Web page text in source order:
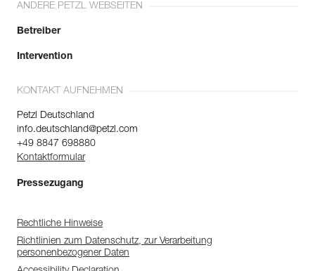
ANDERE PETZL WEBSEITEN
Betreiber
Intervention
KONTAKT AUFNEHMEN
Petzl Deutschland
info.deutschland@petzl.com
+49 8847 698880
Kontaktformular
Pressezugang
Rechtliche Hinweise
Richtlinien zum Datenschutz, zur Verarbeitung
personenbezogener Daten